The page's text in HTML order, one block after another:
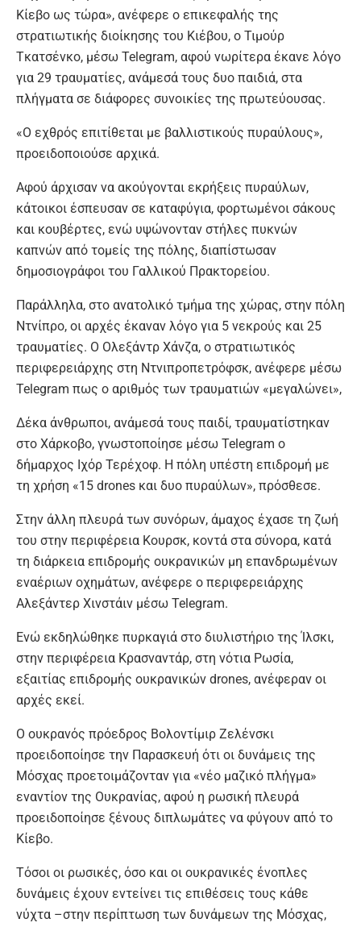
Κίεβο ως τώρα», ανέφερε ο επικεφαλής της
στρατιωτικής διοίκησης του Κιέβου, ο Τιμούρ
Τκατσένκο, μέσω Telegram, αφού νωρίτερα έκανε λόγο
για 29 τραυματίες, ανάμεσά τους δυο παιδιά, στα
πλήγματα σε διάφορες συνοικίες της πρωτεύουσας.
«Ο εχθρός επιτίθεται με βαλλιστικούς πυραύλους»,
προειδοποιούσε αρχικά.
Αφού άρχισαν να ακούγονται εκρήξεις πυραύλων,
κάτοικοι έσπευσαν σε καταφύγια, φορτωμένοι σάκους
και κουβέρτες, ενώ υψώνονταν στήλες πυκνών
καπνών από τομείς της πόλης, διαπίστωσαν
δημοσιογράφοι του Γαλλικού Πρακτορείου.
Παράλληλα, στο ανατολικό τμήμα της χώρας, στην πόλη
Ντνίπρο, οι αρχές έκαναν λόγο για 5 νεκρούς και 25
τραυματίες. Ο Ολεξάντρ Χάνζα, ο στρατιωτικός
περιφερειάρχης στη Ντνιπροπετρόφσκ, ανέφερε μέσω
Telegram πως ο αριθμός των τραυματιών «μεγαλώνει»,
Δέκα άνθρωποι, ανάμεσά τους παιδί, τραυματίστηκαν
στο Χάρκοβο, γνωστοποίησε μέσω Telegram ο
δήμαρχος Ιχόρ Τερέχοφ. Η πόλη υπέστη επιδρομή με
τη χρήση «15 drones και δυο πυραύλων», πρόσθεσε.
Στην άλλη πλευρά των συνόρων, άμαχος έχασε τη ζωή
του στην περιφέρεια Κουρσκ, κοντά στα σύνορα, κατά
τη διάρκεια επιδρομής ουκρανικών μη επανδρωμένων
εναέριων οχημάτων, ανέφερε ο περιφερειάρχης
Αλεξάντερ Χινστάιν μέσω Telegram.
Ενώ εκδηλώθηκε πυρκαγιά στο διυλιστήριο της Ίλσκι,
στην περιφέρεια Κρασναντάρ, στη νότια Ρωσία,
εξαιτίας επιδρομής ουκρανικών drones, ανέφεραν οι
αρχές εκεί.
Ο ουκρανός πρόεδρος Βολοντίμιρ Ζελένσκι
προειδοποίησε την Παρασκευή ότι οι δυνάμεις της
Μόσχας προετοιμάζονταν για «νέο μαζικό πλήγμα»
εναντίον της Ουκρανίας, αφού η ρωσική πλευρά
προειδοποίησε ξένους διπλωμάτες να φύγουν από το
Κίεβο.
Τόσοι οι ρωσικές, όσο και οι ουκρανικές ένοπλες
δυνάμεις έχουν εντείνει τις επιθέσεις τους κάθε
νύχτα –στην περίπτωση των δυνάμεων της Μόσχας,